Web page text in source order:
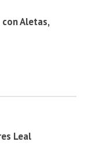
Aletas,
Leal